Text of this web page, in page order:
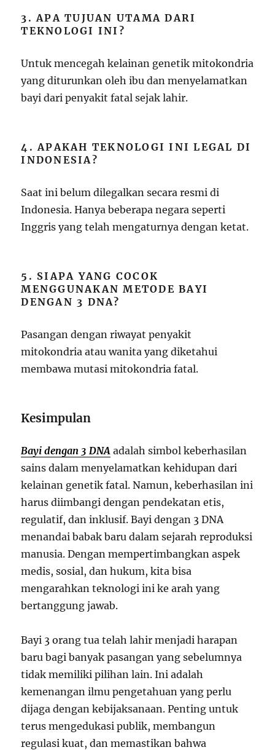
3. APA TUJUAN UTAMA DARI
TEKNOLOGI INI?
Untuk mencegah kelainan genetik mitokondria
yang diturunkan oleh ibu dan menyelamatkan
bayi dari penyakit fatal sejak lahir.
4. APAKAH TEKNOLOGI INI LEGAL DI
INDONESIA?
Saat ini belum dilegalkan secara resmi di
Indonesia. Hanya beberapa negara seperti
Inggris yang telah mengaturnya dengan ketat.
5. SIAPA YANG COCOK
MENGGUNAKAN METODE BAYI
DENGAN 3 DNA?
Pasangan dengan riwayat penyakit
mitokondria atau wanita yang diketahui
membawa mutasi mitokondria fatal.
Kesimpulan
Bayi dengan 3 DNA adalah simbol keberhasilan
sains dalam menyelamatkan kehidupan dari
kelainan genetik fatal. Namun, keberhasilan ini
harus diimbangi dengan pendekatan etis,
regulatif, dan inklusif. Bayi dengan 3 DNA
menandai babak baru dalam sejarah reproduksi
manusia. Dengan mempertimbangkan aspek
medis, sosial, dan hukum, kita bisa
mengarahkan teknologi ini ke arah yang
bertanggung jawab.
Bayi 3 orang tua telah lahir menjadi harapan
baru bagi banyak pasangan yang sebelumnya
tidak memiliki pilihan lain. Ini adalah
kemenangan ilmu pengetahuan yang perlu
dijaga dengan kebijaksanaan. Penting untuk
terus mengedukasi publik, membangun
regulasi kuat, dan memastikan bahwa